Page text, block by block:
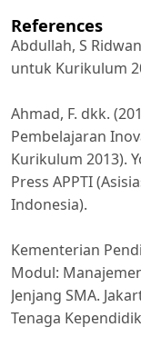
References
Abdullah, S
untuk Kurikulum
Ahmad, F. dkk.
Pembelajaran
Kurikulum 2013).
Press APPTI
Indonesia).
Kementerian
Modul:
Jenjang SMA.
Tenaga